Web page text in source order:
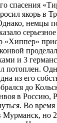
спасения
якорь в
немцы
«Хиппер»
и 3
потоплен.
из его
до
в Россию,
Во время
Мурманск, но